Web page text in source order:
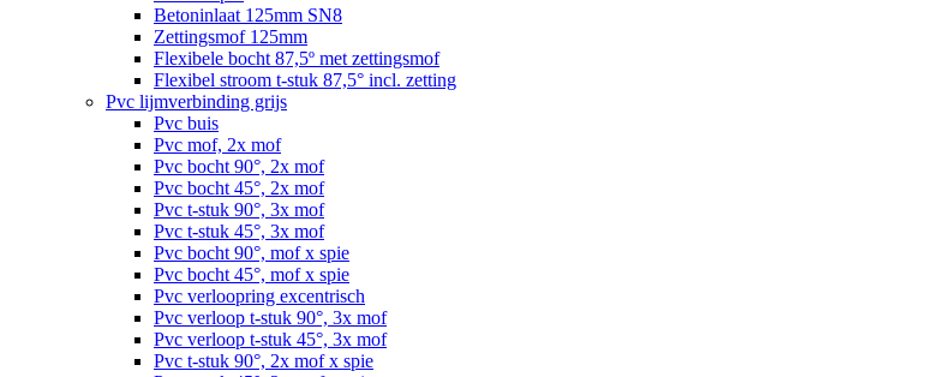
Betoninlaat 125mm SN8
Zettingsmof 125mm
Flexibele bocht 87,5º met zettingsmof
Flexibel stroom t-stuk 87,5° incl. zetting
Pvc lijmverbinding grijs
Pvc buis
Pvc mof, 2x mof
Pvc bocht 90°, 2x mof
Pvc bocht 45°, 2x mof
Pvc t-stuk 90°, 3x mof
Pvc t-stuk 45°, 3x mof
Pvc bocht 90°, mof x spie
Pvc bocht 45°, mof x spie
Pvc verloopring excentrisch
Pvc verloop t-stuk 90°, 3x mof
Pvc verloop t-stuk 45°, 3x mof
Pvc t-stuk 90°, 2x mof x spie